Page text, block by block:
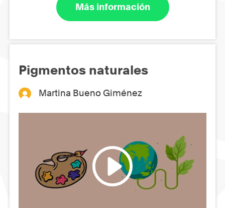
Más información
Pigmentos naturales
Martina Bueno Giménez